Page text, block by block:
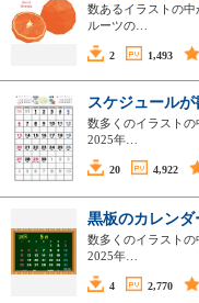
数あるイラストの
ルーツの…
2 1,493
スケジュール
数多くのイラストの
2025年…
20 4,922
黒板のカレン
数多くのイラストの
2025年…
4 2,770